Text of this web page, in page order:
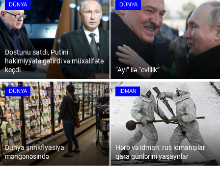
MƏDƏNİYYƏT
İDMAN
DÜNYA
MARAQLI
YAZARLAR
ÜMUMİ
DÜNYA
Dostunu satdı, Putini
hakimiyyətə gətirdi və müxalifətə
keçdi
DÜNYA
“Ayı” ilə “evlilik”
DÜNYA
Dünya şrinkflyasiya
məngənəsində
İDMAN
Hərb və idman: rus idmançılar
qara günlərini yaşayırlar